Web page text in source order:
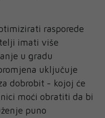
rasporede
imati više
u gradu
uključuje
dobrobit - kojoj će
moći obratiti da bi
puno